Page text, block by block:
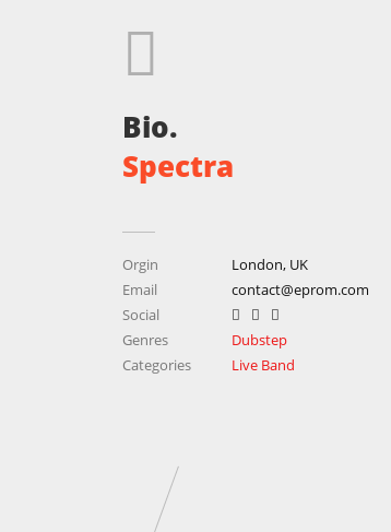
Bio.
Spectra
Orgin
London, UK
Email
contact@eprom.com
Social
Genres
Dubstep
Categories
Live Band